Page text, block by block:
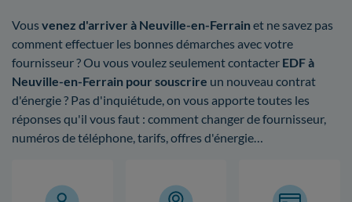
Vous venez d'arriver à Neuville-en-Ferrain et ne savez pas
comment effectuer les bonnes démarches avec votre
fournisseur ? Ou vous voulez seulement contacter EDF à
Neuville-en-Ferrain pour souscrire un nouveau contrat
d'énergie ? Pas d'inquiétude, on vous apporte toutes les
réponses qu'il vous faut : comment changer de fournisseur,
numéros de téléphone, tarifs, offres d'énergie…